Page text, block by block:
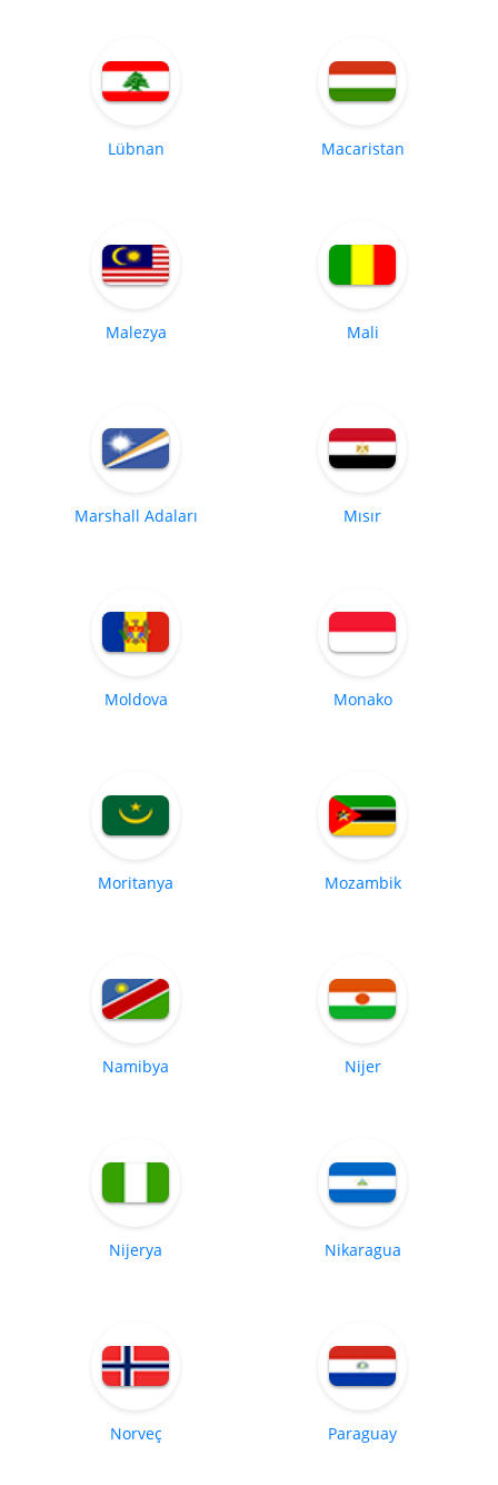
Lübnan Macaristan
Malezya Mali
Marshall Adaları Mısır
Moldova Monako
Moritanya Mozambik
Namibya Nijer
Nijerya Nikaragua
Norveç Paraguay